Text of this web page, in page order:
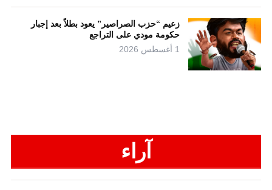
زعيم “حزب الصراصير” يعود بطلاً بعد إجبار
حكومة مودي على التراجع
1 أغسطس 2026
آراء